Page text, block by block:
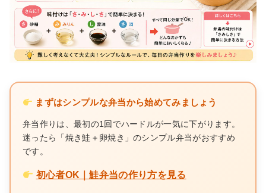
まずはシンプルな弁当から始めてみましょう
弁当作りは、最初の1回でハードルが一気に下がります。
迷ったら「焼き鮭＋卵焼き」のシンプル弁当がおすすめ
です。
初心者OK｜鮭弁当の作り方を見る